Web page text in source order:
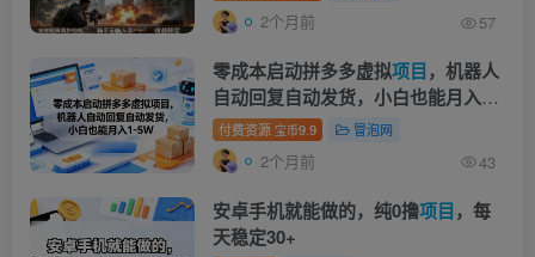
2个月前 57
零成本启动拼多多虚拟项目，机器人
自动回复自动发货，小白也能月入1-
5W【揭秘】
付费资源 宝币9.9 冒泡网
2个月前 43
安卓手机就能做的，纯0撸项目，每
天稳定30+